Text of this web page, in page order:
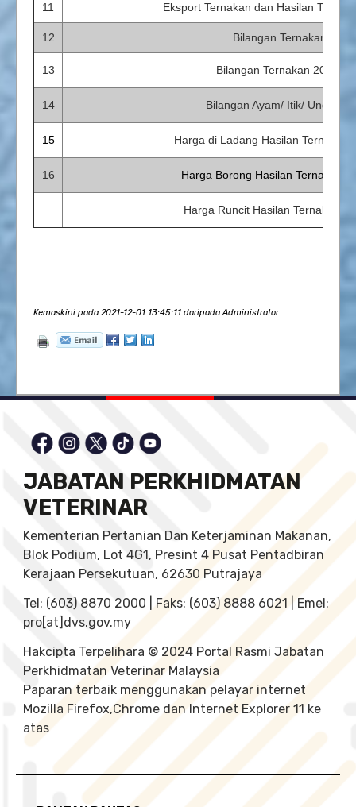
11 Eksport Ternakan dan Hasilan
12 Bilangan Ternakan 2015
13 Bilangan Ternakan 2006-
14 Bilangan Ayam/ Itik/ Unggas,
15 Harga di Ladang Hasilan
16 Harga Borong Hasilan Ternakan,
Harga Runcit Hasilan Ternakan,
Kemaskini pada 2021-12-01 13:45:11 daripada Administrator
JABATAN PERKHIDMATAN
VETERINAR
Kementerian Pertanian Dan Keterjaminan Makanan,
Blok Podium, Lot 4G1, Presint 4 Pusat Pentadbiran
Kerajaan Persekutuan, 62630 Putrajaya
Tel: (603) 8870 2000 | Faks: (603) 8888 6021 | Emel:
pro[at]dvs.gov.my
Hakcipta Terpelihara © 2024 Portal Rasmi Jabatan
Perkhidmatan Veterinar Malaysia
Paparan terbaik menggunakan pelayar internet
Mozilla Firefox,Chrome dan Internet Explorer 11 ke
atas